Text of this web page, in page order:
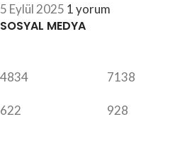
5 Eylül 2025 1 yorum
SOSYAL MEDYA
4834
622
7138
928